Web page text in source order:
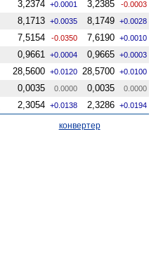
3,2374 +0.0001 3,2385 -0.0003
8,1713 +0.0035 8,1749 +0.0028
7,5154 -0.0350 7,6190 +0.0010
0,9661 +0.0004 0,9665 +0.0003
28,5600 +0.0120 28,5700 +0.0100
0,0035 0.0000 0,0035 0.0000
2,3054 +0.0138 2,3286 +0.0194
конвертер